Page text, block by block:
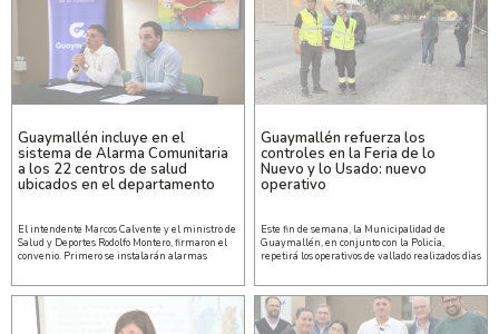
Guaymallén incluye en el
sistema de Alarma Comunitaria
a los 22 centros de salud
ubicados en el departamento
El intendente Marcos Calvente y el ministro de
Salud y Deportes Rodolfo Montero, firmaron el
convenio. Primero se instalarán alarmas
Guaymallén refuerza los
controles en la Feria de lo
Nuevo y lo Usado: nuevo
operativo
Este fin de semana, la Municipalidad de
Guaymallén, en conjunto con la Policía,
repetirá los operativos de vallado realizados días